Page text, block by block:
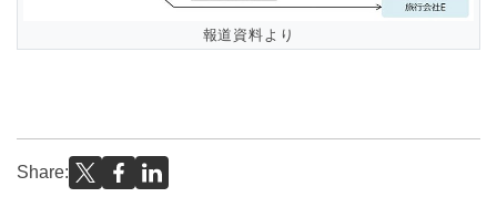
報道資料より
Share: